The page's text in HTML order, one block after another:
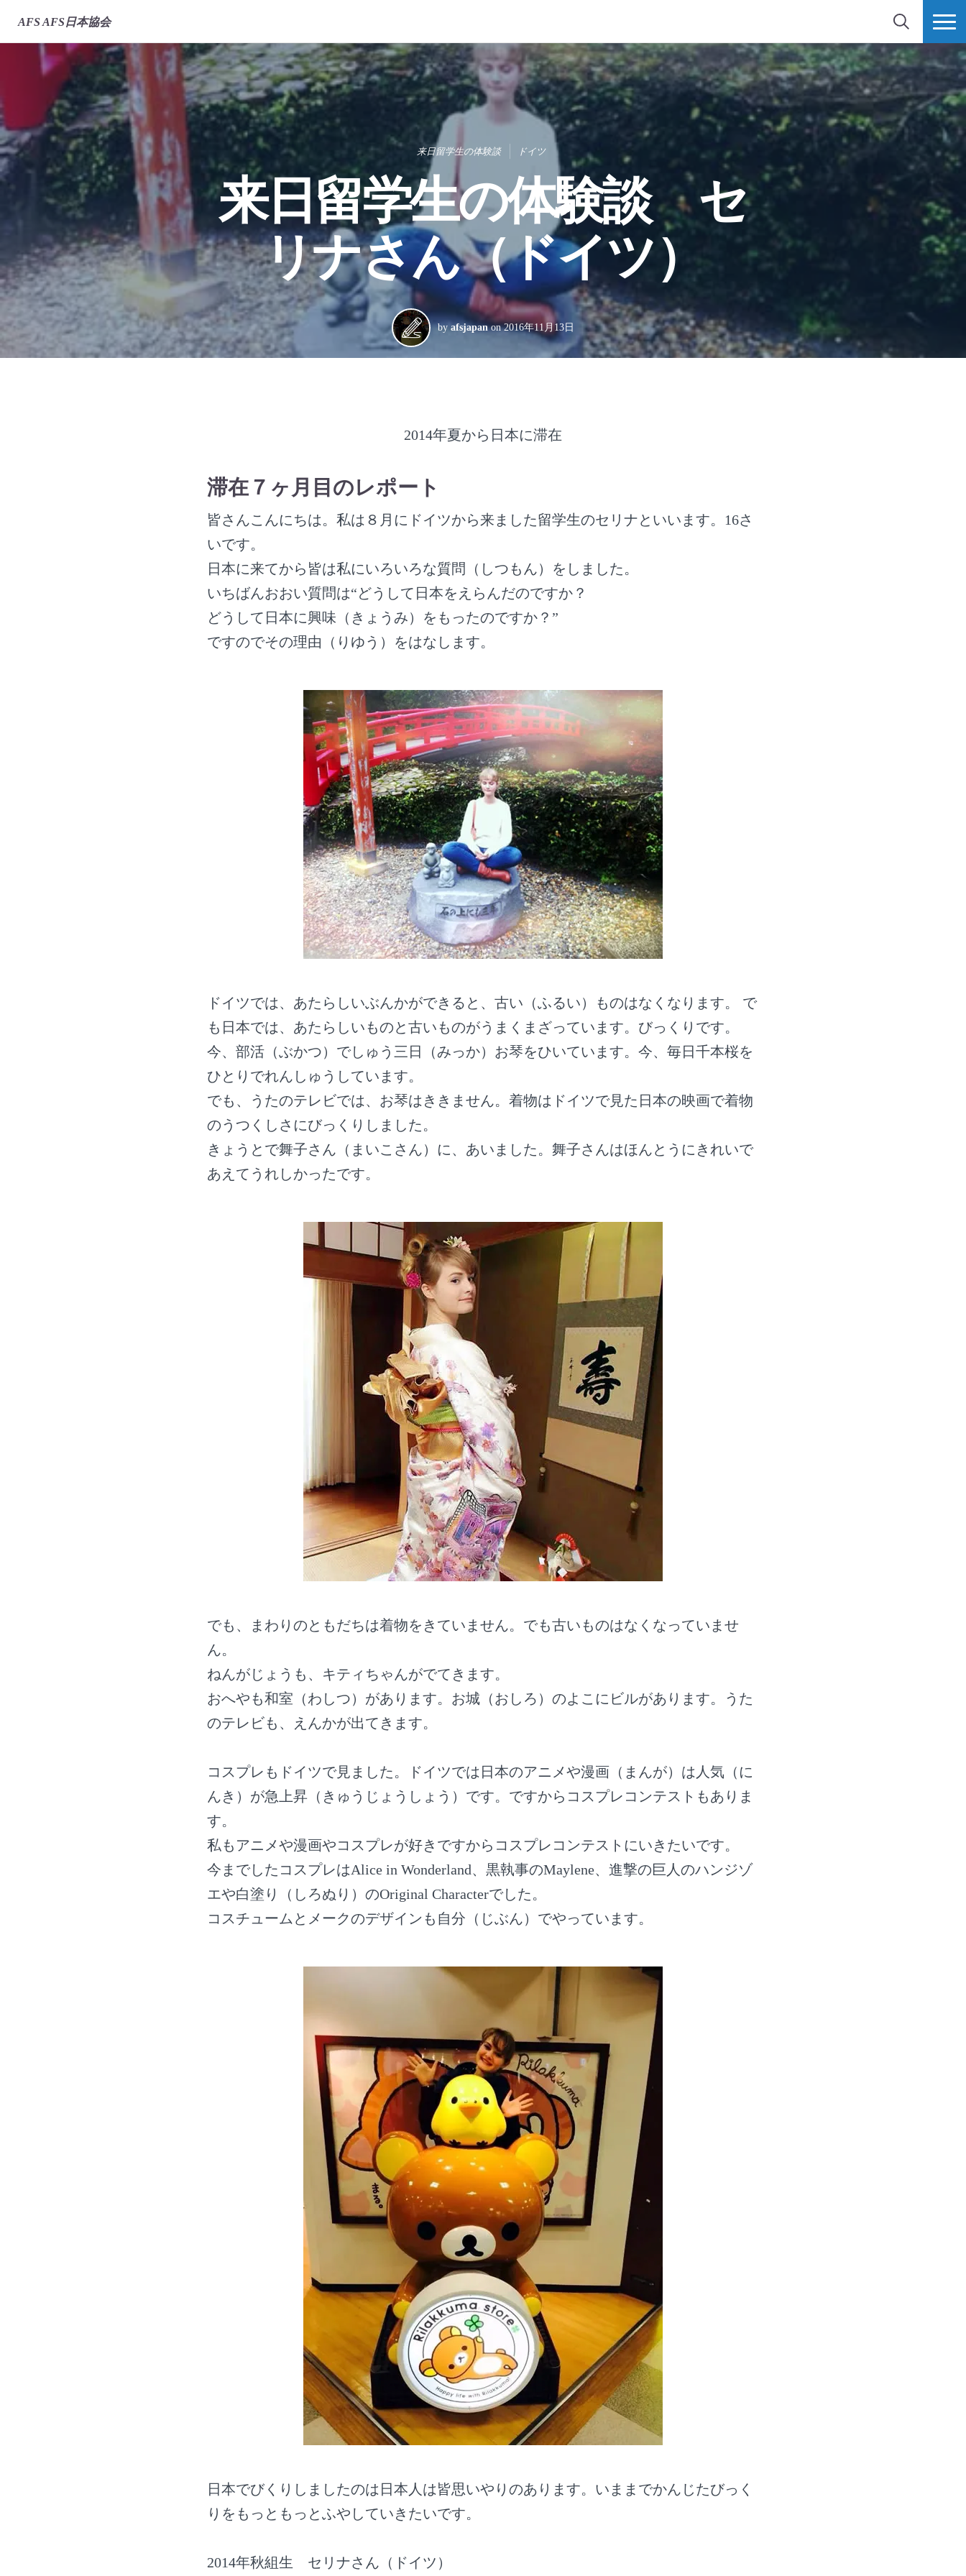
AFS AFS日本協会
検索 MORE
来日留学生の体験談 ドイツ
来日留学生の体験談 セ
リナさん（ドイツ）
by afsjapan on2016年11月13日
2014年夏から日本に滞在
滞在７ヶ月目のレポート
皆さんこんにちは。私は８月にドイツから来ました留学生のセリナといいます。16さ
いです。
日本に来てから皆は私にいろいろな質問（しつもん）をしました。
いちばんおおい質問は“どうして日本をえらんだのですか？
どうして日本に興味（きょうみ）をもったのですか？”
ですのでその理由（りゆう）をはなします。
ドイツでは、あたらしいぶんかができると、古い（ふるい）ものはなくなります。 で
も日本では、あたらしいものと古いものがうまくまざっています。びっくりです。
今、部活（ぶかつ）でしゅう三日（みっか）お琴をひいています。今、毎日千本桜を
ひとりでれんしゅうしています。
でも、うたのテレビでは、お琴はききません。着物はドイツで見た日本の映画で着物
のうつくしさにびっくりしました。
きょうとで舞子さん（まいこさん）に、あいました。舞子さんはほんとうにきれいで
あえてうれしかったです。
でも、まわりのともだちは着物をきていません。でも古いものはなくなっていませ
ん。
ねんがじょうも、キティちゃんがでてきます。
おへやも和室（わしつ）があります。お城（おしろ）のよこにビルがあります。うた
のテレビも、えんかが出てきます。
コスプレもドイツで見ました。ドイツでは日本のアニメや漫画（まんが）は人気（に
んき）が急上昇（きゅうじょうしょう）です。ですからコスプレコンテストもありま
す。
私もアニメや漫画やコスプレが好きですからコスプレコンテストにいきたいです。
今までしたコスプレはAlice in Wonderland、黒執事のMaylene、進撃の巨人のハンジゾ
エや白塗り（しろぬり）のOriginal Characterでした。
コスチュームとメークのデザインも自分（じぶん）でやっています。
日本でびくりしましたのは日本人は皆思いやりのあります。いままでかんじたびっく
りをもっともっとふやしていきたいです。
2014年秋組生 セリナさん（ドイツ）